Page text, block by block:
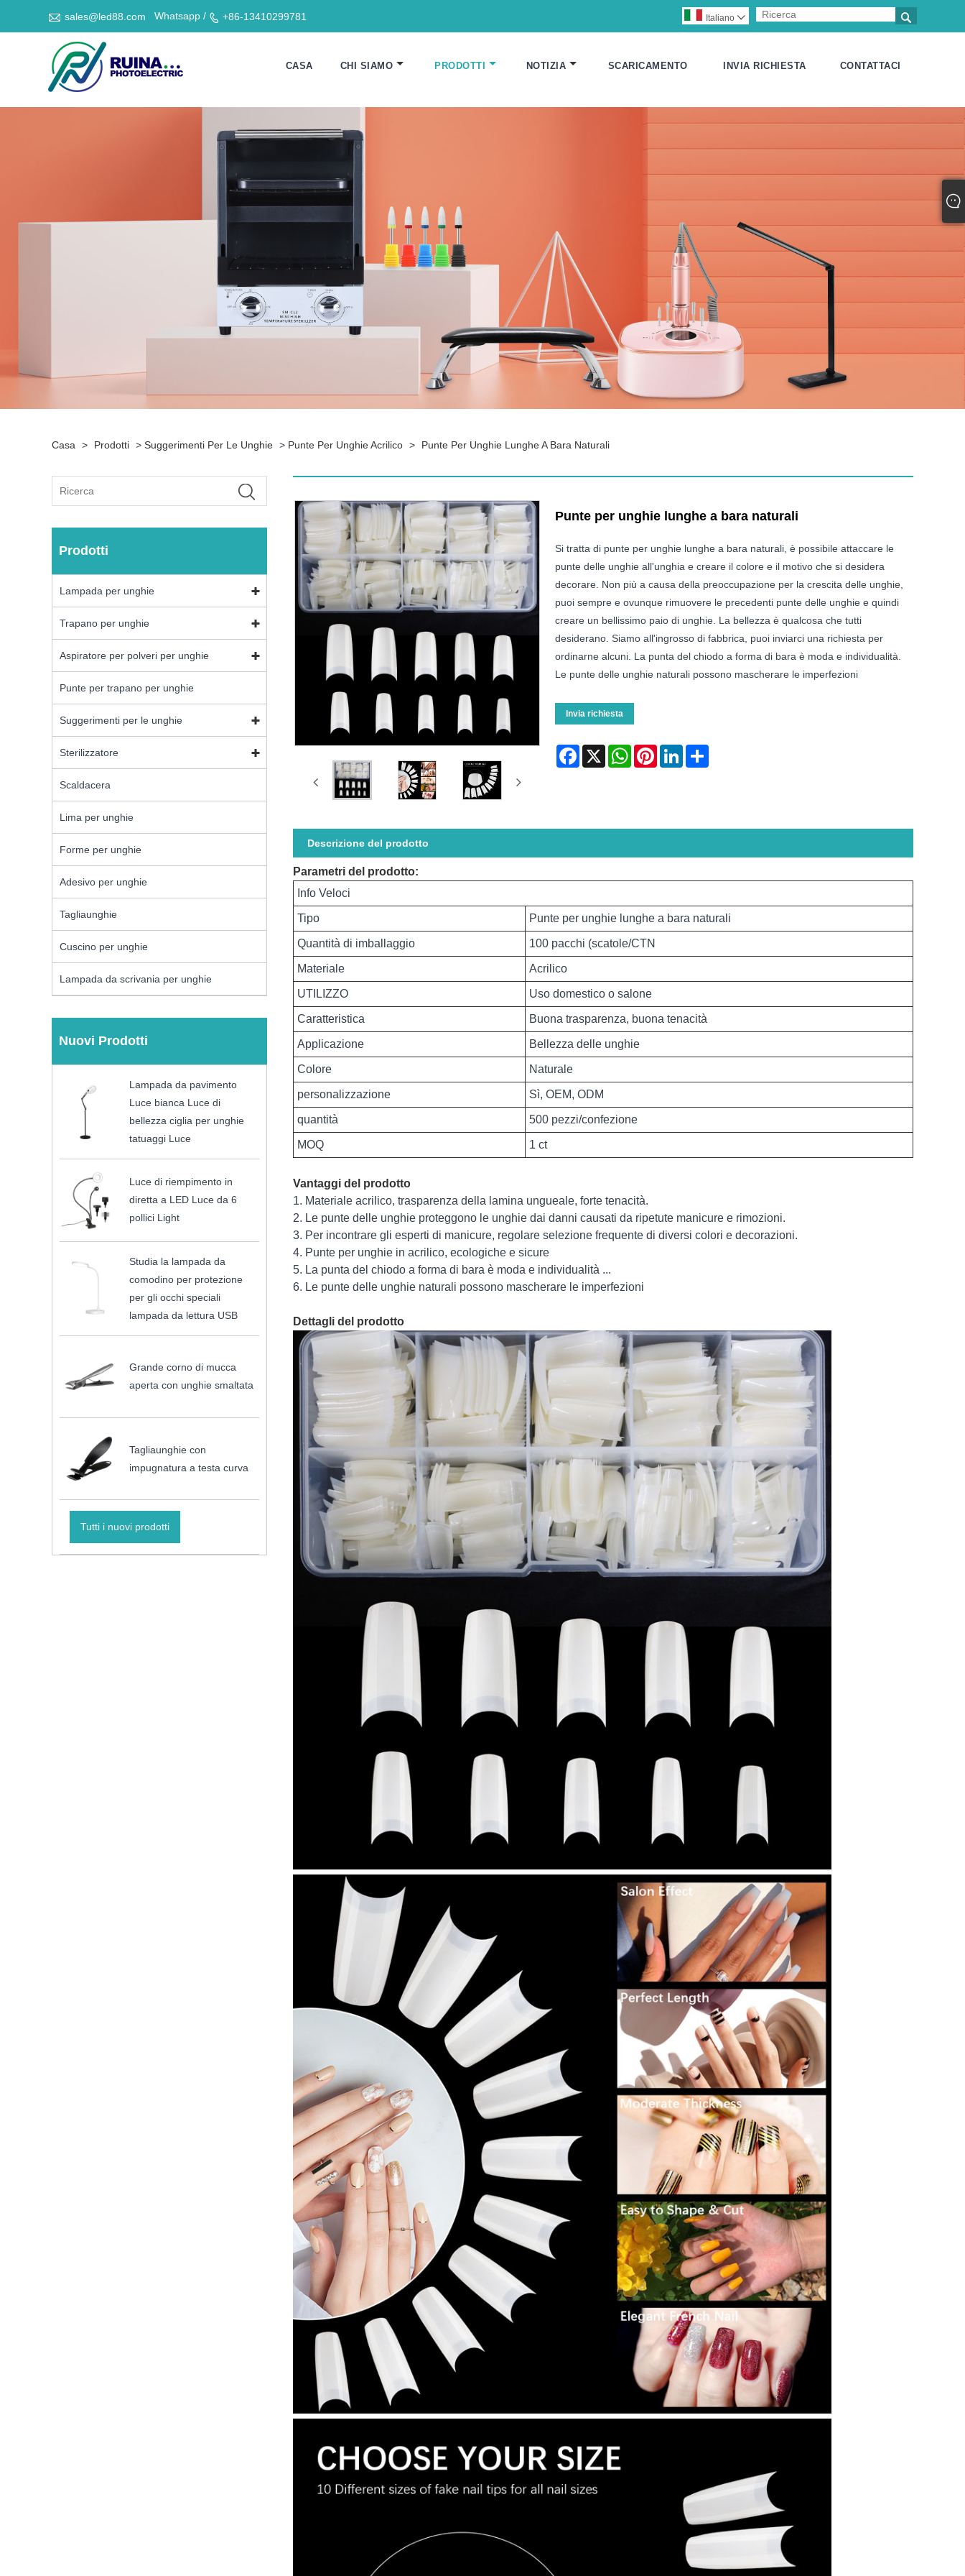
 sales@led88.com Whatsapp /  +86-13410299781 
Italiano 
CASA CHI SIAMO PRODOTTI NOTIZIA SCARICAMENTO INVIA RICHIESTA CONTATTACI
Casa > Prodotti > Suggerimenti Per Le Unghie > Punte Per Unghie Acrilico > Punte Per Unghie Lunghe A Bara Naturali
Prodotti
Lampada per unghie
Trapano per unghie
Aspiratore per polveri per unghie
Punte per trapano per unghie
Suggerimenti per le unghie
Sterilizzatore
Scaldacera
Lima per unghie
Forme per unghie
Adesivo per unghie
Tagliaunghie
Cuscino per unghie
Lampada da scrivania per unghie
Nuovi Prodotti
Lampada da pavimento
Luce bianca Luce di
bellezza ciglia per unghie
tatuaggi Luce
Luce di riempimento in
diretta a LED Luce da 6
pollici Light
Studia la lampada da
comodino per protezione
per gli occhi speciali
lampada da lettura USB
Grande corno di mucca
aperta con unghie smaltata
Tagliaunghie con
impugnatura a testa curva
Tutti i nuovi prodotti
Punte per unghie lunghe a bara naturali
Si tratta di punte per unghie lunghe a bara naturali, è possibile attaccare le
punte delle unghie all'unghia e creare il colore e il motivo che si desidera
decorare. Non più a causa della preoccupazione per la crescita delle unghie,
puoi sempre e ovunque rimuovere le precedenti punte delle unghie e quindi
creare un bellissimo paio di unghie. La bellezza è qualcosa che tutti
desiderano. Siamo all'ingrosso di fabbrica, puoi inviarci una richiesta per
ordinarne alcuni. La punta del chiodo a forma di bara è moda e individualità.
Le punte delle unghie naturali possono mascherare le imperfezioni
Invia richiesta
Facebook
X WhatsAppPinterestLinkedInShare
Descrizione del prodotto
Parametri del prodotto:
Info Veloci
Tipo Punte per unghie lunghe a bara naturali
Quantità di imballaggio 100 pacchi (scatole/CTN
Materiale Acrilico
UTILIZZO Uso domestico o salone
Caratteristica Buona trasparenza, buona tenacità
Applicazione Bellezza delle unghie
Colore Naturale
personalizzazione Sì, OEM, ODM
quantità 500 pezzi/confezione
MOQ 1 ct
Vantaggi del prodotto
1. Materiale acrilico, trasparenza della lamina ungueale, forte tenacità.
2. Le punte delle unghie proteggono le unghie dai danni causati da ripetute manicure e rimozioni.
3. Per incontrare gli esperti di manicure, regolare selezione frequente di diversi colori e decorazioni.
4. Punte per unghie in acrilico, ecologiche e sicure
5. La punta del chiodo a forma di bara è moda e individualità ...
6. Le punte delle unghie naturali possono mascherare le imperfezioni
Dettagli del prodotto